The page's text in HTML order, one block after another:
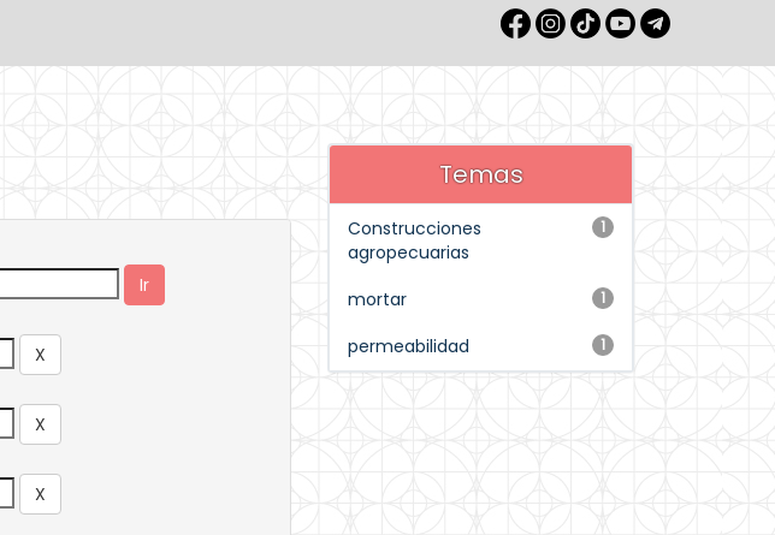
Temas
1
Construcciones
agropecuarias
1
mortar
1
permeabilidad